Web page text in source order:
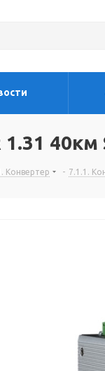
40км
Конвертер - 7.1.1.